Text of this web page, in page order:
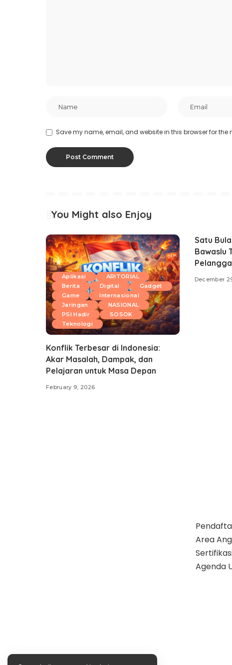
Save my name, email, and website in this browser for the
You Might also Enjoy
Aplikasi
ARITORIAL
Berita
Digital
Gadget
Game
Internasional
Jaringan
NASIONAL
PSI Hadir
SOSOK
Teknologi
Konflik Terbesar di Indonesia:
Akar Masalah, Dampak, dan
Pelajaran untuk Masa Depan
February 9, 2026
Satu
Bawaslu
December
Area
Agenda